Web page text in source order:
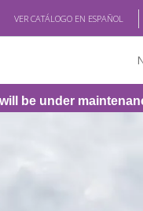
VER CATÁLOGO EN ESPAÑOL
Sunday, August 9th,